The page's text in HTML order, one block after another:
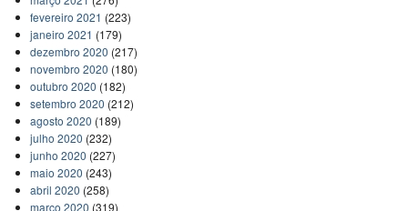
fevereiro 2021 (223)
janeiro 2021 (179)
dezembro 2020 (217)
novembro 2020 (180)
outubro 2020 (182)
setembro 2020 (212)
agosto 2020 (189)
julho 2020 (232)
junho 2020 (227)
maio 2020 (243)
abril 2020 (258)
março 2020 (319)